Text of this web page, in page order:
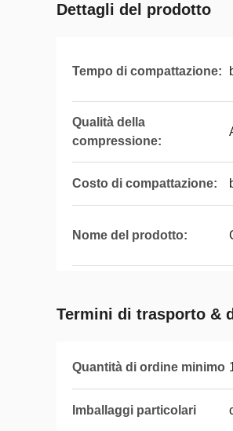
Dettagli del prodotto
Tempo di compattazione:
Qualità della
compressione:
Costo di compattazione:
Nome del prodotto:
Termini di trasporto &
Quantità di ordine minimo
Imballaggi particolari